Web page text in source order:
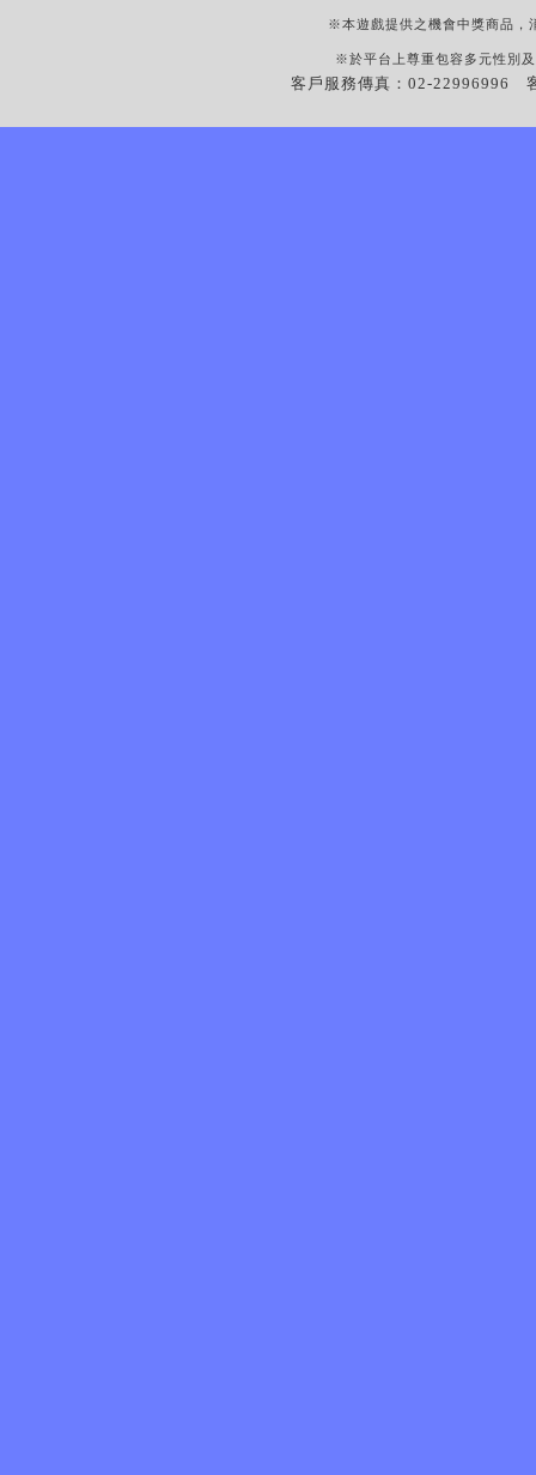
※本遊戲提供之機會中獎商品，
※於平台上尊重包容多元性別
客戶服務傳真：02-22996996